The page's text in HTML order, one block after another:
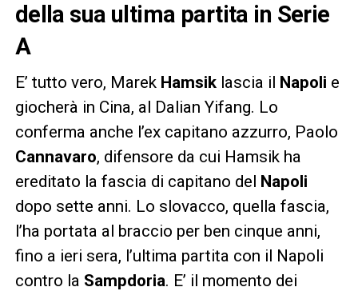
della sua ultima partita in Serie
A
E’ tutto vero, Marek Hamsiklascia il Napoli e
giocherà in Cina, al Dalian Yifang. Lo
conferma anche l’ex capitano azzurro, Paolo
Cannavaro, difensore da cui Hamsik ha
ereditato la fascia di capitano del
Napoli
dopo sette anni. Lo slovacco, quella fascia,
l’ha portata al braccio per ben cinque anni,
fino a ieri sera, l’ultima partita con il Napoli
contro la Sampdoria. E’ il momento dei